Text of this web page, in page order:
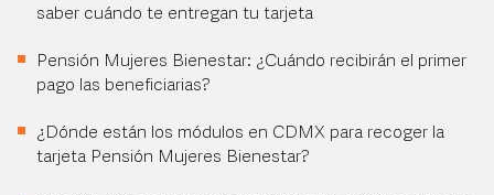
saber cuándo te entregan tu tarjeta
Pensión Mujeres Bienestar: ¿Cuándo recibirán el primer
pago las beneficiarias?
¿Dónde están los módulos en CDMX para recoger la
tarjeta Pensión Mujeres Bienestar?